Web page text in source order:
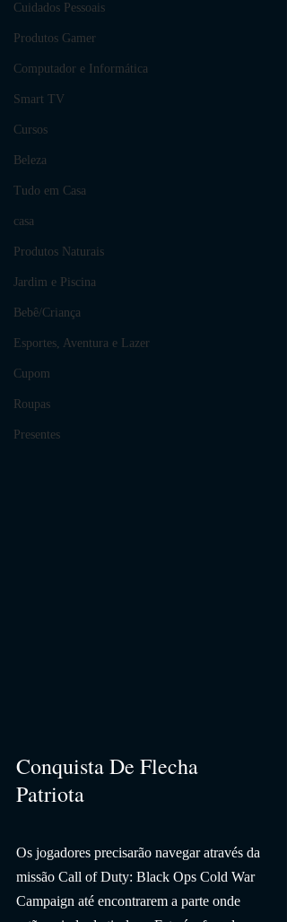
Cuidados Pessoais
Produtos Gamer
Computador e Informática
Smart TV
Cursos
Beleza
Tudo em Casa
casa
Produtos Naturais
Jardim e Piscina
Bebê/Criança
Esportes, Aventura e Lazer
Cupom
Roupas
Presentes
Conquista De Flecha
Patriota
Os jogadores precisarão navegar através da
missão Call of Duty: Black Ops Cold War
Campaign até encontrarem a parte onde